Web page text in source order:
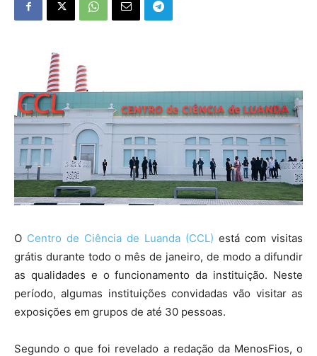
O Centro de Ciência de Luanda (CCL) está com visitas
grátis durante todo o mês de janeiro, de modo a difundir
as qualidades e o funcionamento da instituição. Neste
período, algumas instituições convidadas vão visitar as
exposições em grupos de até 30 pessoas.
Segundo o que foi revelado a redação da MenosFios, o